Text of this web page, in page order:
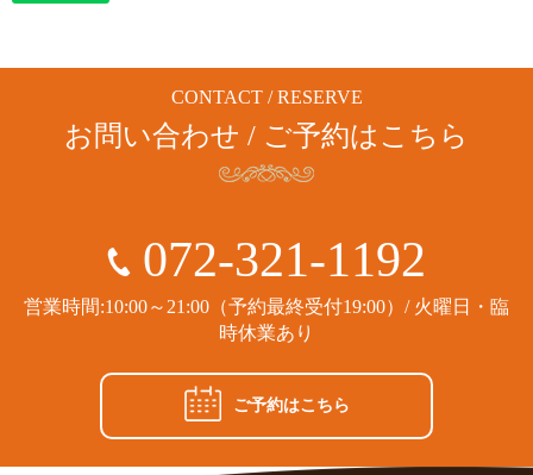
CONTACT / RESERVE
お問い合わせ / ご予約はこちら
072-321-1192
営業時間:10:00～21:00（予約最終受付19:00）/ 火曜日・臨
時休業あり
ご予約はこちら